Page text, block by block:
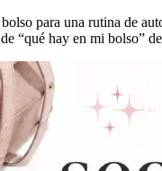
para una rutina de
“qué hay en mi bolso”